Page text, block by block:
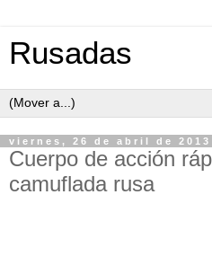
Rusadas
viernes, 26 de abril de 2013
Cuerpo de acción
camuflada rusa